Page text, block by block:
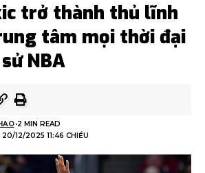
trở thành thủ lĩnh
tâm mọi thời đại
NBA
12/2025 11:46 CHIỀU
2 MIN READ